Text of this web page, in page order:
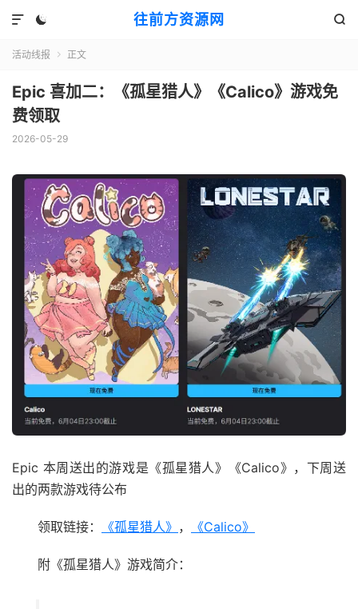
往前方资源网
 

活动线报  正文
Epic 喜加二：《孤星猎人》《Calico》游戏免
费领取
2026-05-29
Epic 本周送出的游戏是《孤星猎人》《Calico》，下周送
出的两款游戏待公布
领取链接： 《孤星猎人》 ， 《Calico》
附《孤星猎人》游戏简介：